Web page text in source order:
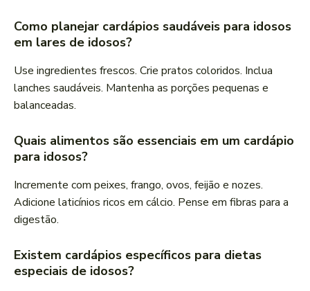
Como planejar cardápios saudáveis para idosos
em lares de idosos?
Use ingredientes frescos. Crie pratos coloridos. Inclua
lanches saudáveis. Mantenha as porções pequenas e
balanceadas.
Quais alimentos são essenciais em um cardápio
para idosos?
Incremente com peixes, frango, ovos, feijão e nozes.
Adicione laticínios ricos em cálcio. Pense em fibras para a
digestão.
Existem cardápios específicos para dietas
especiais de idosos?